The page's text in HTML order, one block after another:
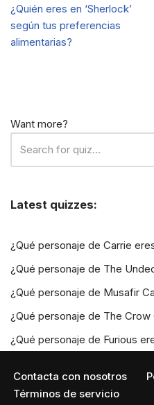
¿Quién eres en ‘Sherlock’
según tus preferencias
alimentarias?
Want more?
Latest quizzes:
¿Qué personaje de Carrie
¿Qué personaje de The
¿Qué personaje de Musafir
¿Qué personaje de The Crow
¿Qué personaje de Furious
Contacta con nosotros
Términos de servicio